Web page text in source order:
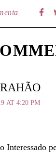
AT 4:20 PM
Interessado